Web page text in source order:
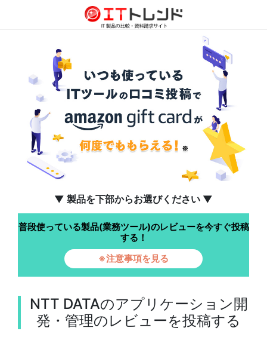
▼ 製品を下部からお選びください ▼
普段使っている製品(業務ツール)のレビューを今すぐ投稿
する！
※注意事項を見る
NTT DATAのアプリケーション開
発・管理のレビューを投稿する